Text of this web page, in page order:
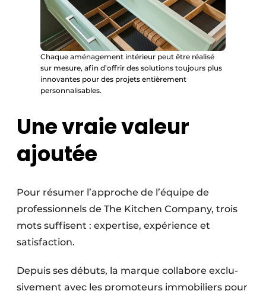
Chaque aménagement intérieur peut être réalisé
sur mesure, afin d’offrir des solutions toujours plus
innovantes pour des projets entièrement
personnalisables.
Une vraie valeur
ajoutée
Pour résumer l’approche de l’équipe de
professionnels de The Kitchen Company, trois
mots suffisent : expertise, expérience et
satisfaction.
Depuis ses débuts, la marque collabore exclu­
sive­ment avec les promoteurs immobiliers pour